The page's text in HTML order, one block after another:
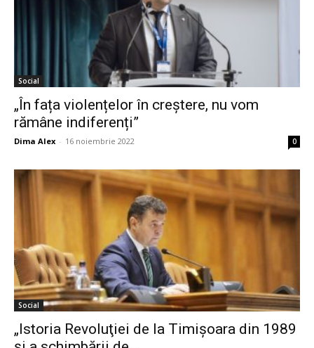
Social
„În fața violențelor în creștere, nu vom
rămâne indiferenți”
Dima Alex - 16 noiembrie 2022 0
Social
„Istoria Revoluţiei de la Timişoara din 1989